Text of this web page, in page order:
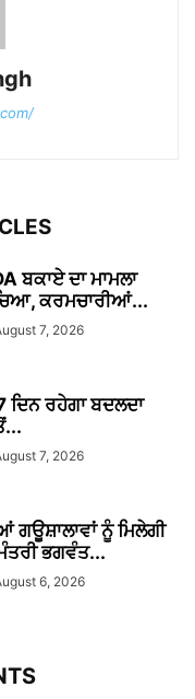
ਬਕਾਏ ਦਾ ਮਾਮਲਾ
ਕਰਮਚਾਰੀਆਂ...
7, 2026
ਦਿਨ ਰਹੇਗਾ ਬਦਲਦਾ
7, 2026
ਗਊਸ਼ਾਲਾਵਾਂ ਨੂੰ ਮਿਲੇਗੀ
ਭਗਵੰਤ...
6, 2026